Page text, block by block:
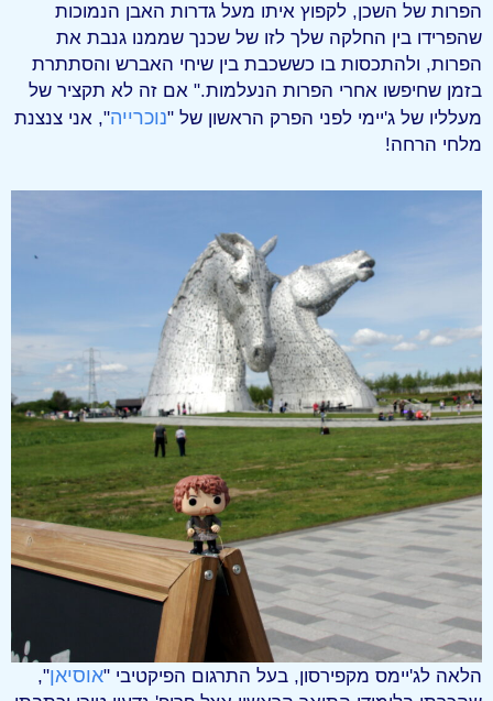
הפרות של השכן, לקפוץ איתו מעל גדרות האבן הנמוכות
שהפרידו בין החלקה שלך לזו של שכנך שממנו גנבת את
הפרות, ולהתכסות בו כששכבת בין שיחי האברש והסתתרת
בזמן שחיפשו אחרי הפרות הנעלמות." אם זה לא תקציר של
מעלליו של ג'יימי לפני הפרק הראשון של "נוכרייה", אני צנצנת
מלחי הרחה!
הלאה לג'יימס מקפירסון, בעל התרגום הפיקטיבי "אוסיאן",